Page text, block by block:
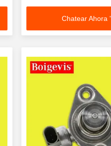
Chatear Ahora '